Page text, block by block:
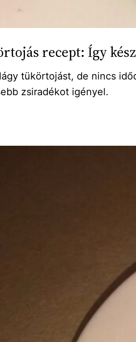
recept: Így
tükörtojást, de nincs
zsiradékot igényel.